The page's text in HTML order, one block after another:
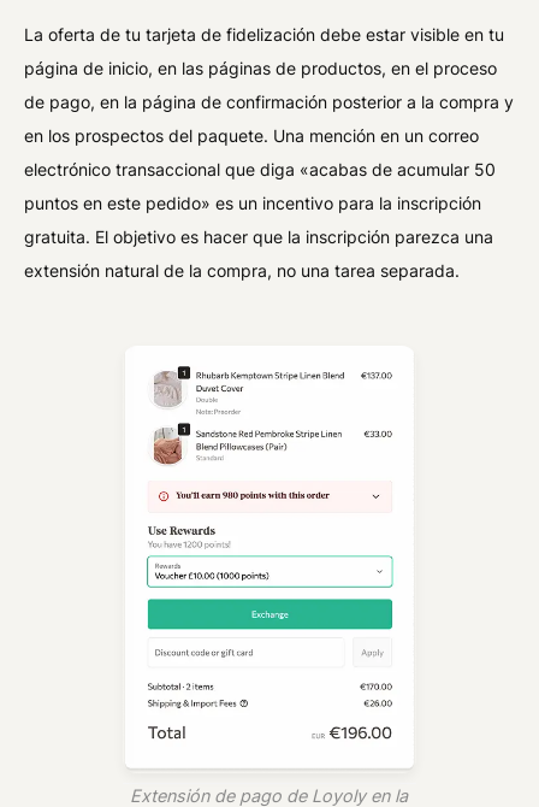
La oferta de tu tarjeta de fidelización debe estar visible en tu
página de inicio, en las páginas de productos, en el proceso
de pago, en la página de confirmación posterior a la compra y
en los prospectos del paquete. Una mención en un correo
electrónico transaccional que diga «acabas de acumular 50
puntos en este pedido» es un incentivo para la inscripción
gratuita. El objetivo es hacer que la inscripción parezca una
extensión natural de la compra, no una tarea separada.
Extensión de pago de Loyoly en la